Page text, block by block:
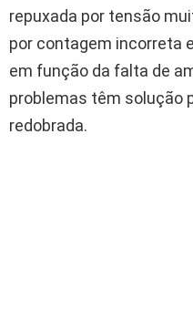
repuxada por tensão
por contagem incorreta
em função da falta de
problemas têm solução
redobrada.